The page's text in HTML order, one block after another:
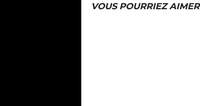
VOUS POURRIEZ AIMER